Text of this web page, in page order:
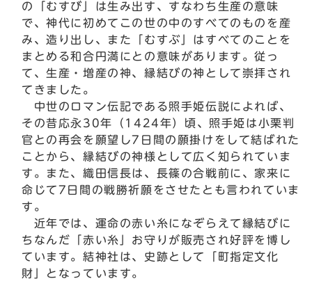
の「むすび」は生み出す、すなわち生産の意味
で、神代に初めてこの世の中のすべてのものを産
み、造り出し、また「むすぶ」はすべてのことを
まとめる和合円満にとの意味があります。従っ
て、生産・増産の神、縁結びの神として崇拝され
てきました。
中世のロマン伝記である照手姫伝説によれば、
その昔応永30年（1424年）頃、照手姫は小栗判
官との再会を願望し7日間の願掛けをして結ばれた
ことから、縁結びの神様として広く知られていま
す。また、織田信長は、長篠の合戦前に、家来に
命じて7日間の戦勝祈願をさせたとも言われていま
す。
近年では、運命の赤い糸になぞらえて縁結びに
ちなんだ「赤い糸」お守りが販売され好評を博し
ています。結神社は、史跡として「町指定文化
財」となっています。